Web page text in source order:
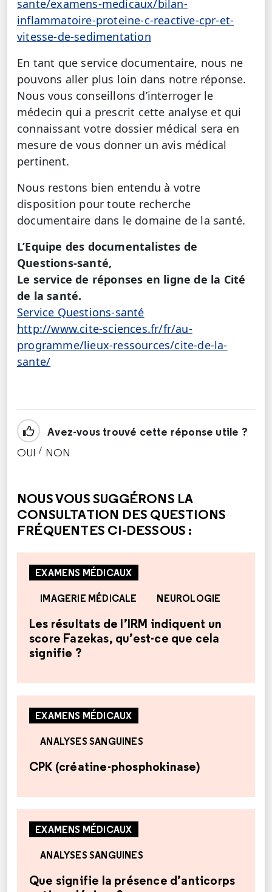
sante/examens-medicaux/bilan-
inflammatoire-proteine-c-reactive-cpr-et-
vitesse-de-sedimentation
En tant que service documentaire, nous ne
pouvons aller plus loin dans notre réponse.
Nous vous conseillons d’interroger le
médecin qui a prescrit cette analyse et qui
connaissant votre dossier médical sera en
mesure de vous donner un avis médical
pertinent.
Nous restons bien entendu à votre
disposition pour toute recherche
documentaire dans le domaine de la santé.
L’Equipe des documentalistes de
Questions-santé,
Le service de réponses en ligne de la Cité
de la santé.
Service Questions-santé
http://www.cite-sciences.fr/fr/au-
programme/lieux-ressources/cite-de-la-
sante/
Avez-vous trouvé cette réponse utile ?
OUI / NON
NOUS VOUS SUGGÉRONS LA
CONSULTATION DES QUESTIONS
FRÉQUENTES CI-DESSOUS :
EXAMENS MÉDICAUX
IMAGERIE MÉDICALE NEUROLOGIE
Les résultats de l’IRM indiquent un
score Fazekas, qu’est-ce que cela
signifie ?
EXAMENS MÉDICAUX
ANALYSES SANGUINES
CPK (créatine-phosphokinase)
EXAMENS MÉDICAUX
ANALYSES SANGUINES
Que signifie la présence d’anticorps